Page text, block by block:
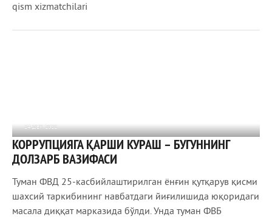
qism xizmatchilari
24 ДЕК 2021
751 0
КОРРУПЦИЯГА ҚАРШИ КУРАШ – БУГУННИНГ
ДОЛЗАРБ ВАЗИФАСИ
Туман ФВД 25-касбийлаштирилган ёнғин қутқарув қисми
шахсий таркибининг навбатдаги йиғилишида юқоридаги
масала диққат марказида бўлди. Унда туман ФВБ